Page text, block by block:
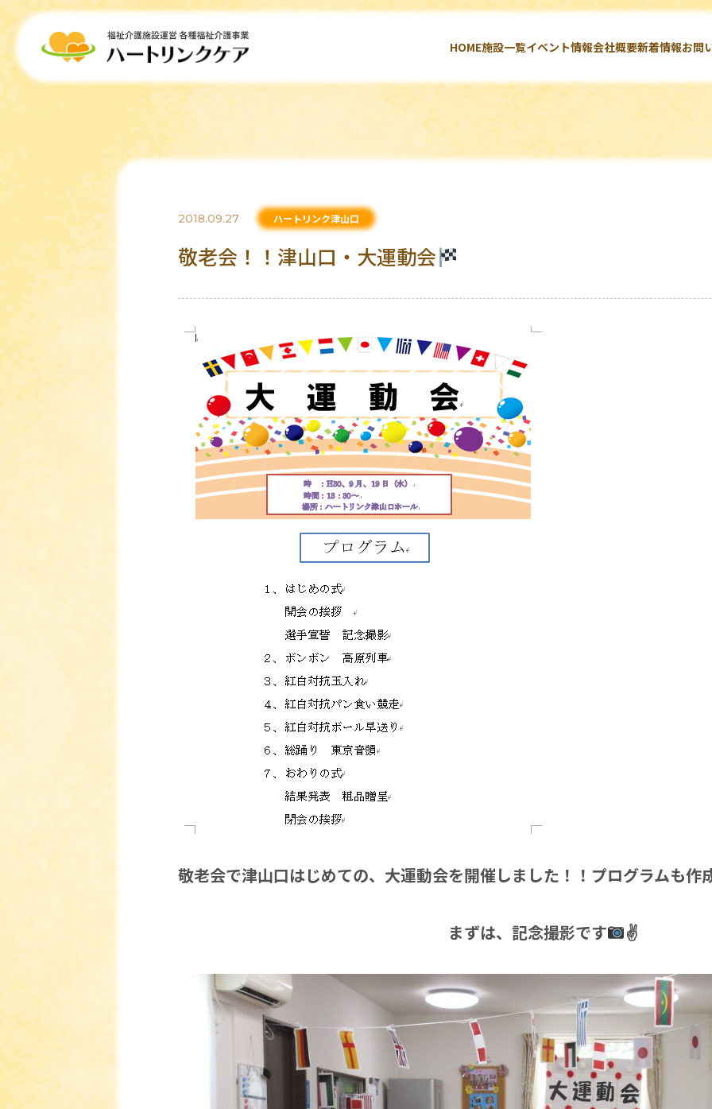
HOME施設一覧イベント情報会社概要新着情報お問
2018.09.27 ハートリンク津山口
敬老会！！津山口・大運動会
敬老会で津山口はじめての、大運動会を開催しました！！プログラムも
まずは、記念撮影です ✌